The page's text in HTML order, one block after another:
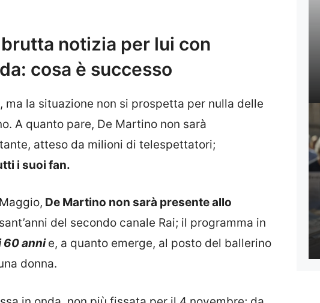
notizia per lui con
cosa è successo
ma la situazione non si prospetta per nulla delle
A quanto pare, De Martino non sarà
atteso da milioni di telespettatori;
i suoi fan.
De Martino non sarà presente allo
del secondo canale Rai; il programma in
60 anni e, a quanto emerge, al posto del ballerino
donna.